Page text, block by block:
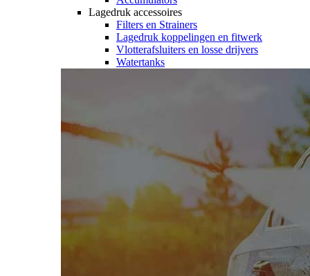
Lagedruk accessoires
Filters en Strainers
Lagedruk koppelingen en fitwerk
Vlotterafsluiters en losse drijvers
Watertanks